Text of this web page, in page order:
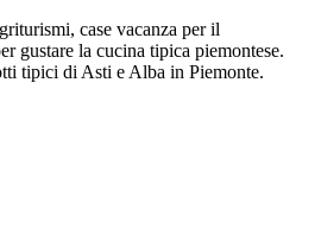
case vacanza per il
gustare la cucina tipica piemontese.
tipici di Asti e Alba in Piemonte.